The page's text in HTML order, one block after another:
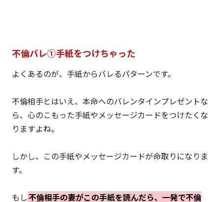
不倫バレ①手紙をつけちゃった
よくあるのが、手紙からバレるパターンです。
不倫相手とはいえ、本命へのバレンタインプレゼントな
ら、心のこもった手紙やメッセージカードをつけたくな
りますよね。
しかし、この手紙やメッセージカードが命取りになりま
す。
もし不倫相手の妻がこの手紙を読んだら、一発で不倫